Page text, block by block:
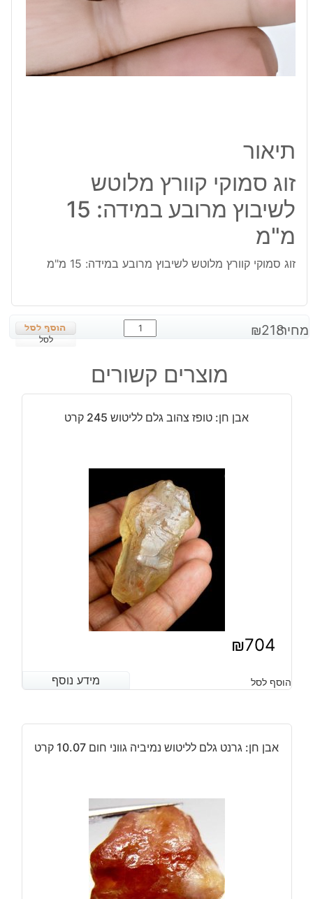
תיאור
זוג סמוקי קוורץ מלוטש
לשיבוץ מרובע במידה: 15
מ"מ
זוג סמוקי קוורץ מלוטש לשיבוץ מרובע במידה: 15 מ"מ
מחיר: ₪218
כמות
של
סמוקי
קוורץ
לשיבוץ
מ"מ
לסל
מוצרים קשורים
אבן חן: טופז צהוב גלם לליטוש 245 קרט
₪704
מידע נוסף הוסף לסל מידע נוסף
אבן חן: גרנט גלם לליטוש נמיביה גווני חום 10.07 קרט